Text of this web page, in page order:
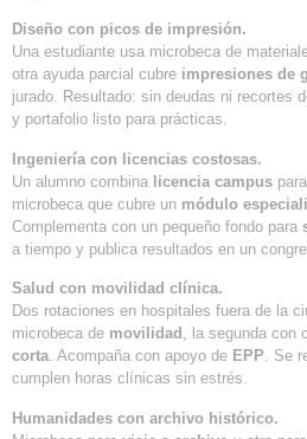
Diseño con picos de impresión.
Una estudiante usa microbeca de
otra ayuda parcial cubre impresiones de
jurado. Resultado: sin deudas ni recortes
y portafolio listo para prácticas.
Ingeniería con licencias costosas.
Un alumno combina licencia campus
microbeca que cubre un módulo
Complementa con un pequeño fondo para
a tiempo y publica resultados en un
Salud con movilidad clínica.
Dos rotaciones en hospitales fuera de la
microbeca de movilidad , la segunda con
corta. Acompaña con apoyo de EPP. Se
cumplen horas clínicas sin estrés.
Humanidades con archivo histórico.